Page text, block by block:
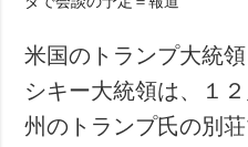
米国のトランプ大統
シキー大統領は、１
州のトランプ氏の別